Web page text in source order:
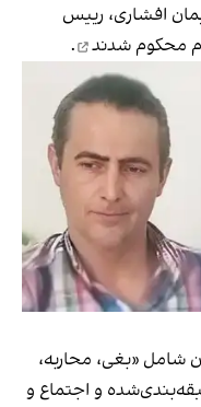
افشاری، رییس
محکوم شدند .
شامل «بغی، محاربه،
و اجتماع و